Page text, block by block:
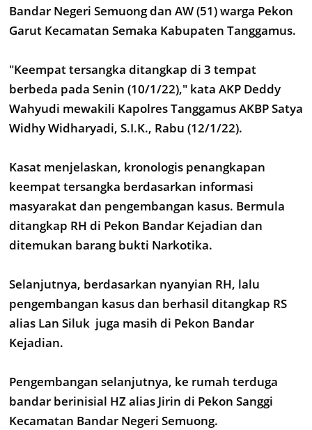
Bandar Negeri Semuong dan AW (51) warga Pekon
Garut Kecamatan Semaka Kabupaten Tanggamus.
"Keempat tersangka ditangkap di 3 tempat
berbeda pada Senin (10/1/22)," kata AKP Deddy
Wahyudi mewakili Kapolres Tanggamus AKBP Satya
Widhy Widharyadi, S.I.K., Rabu (12/1/22).
Kasat menjelaskan, kronologis penangkapan
keempat tersangka berdasarkan informasi
masyarakat dan pengembangan kasus. Bermula
ditangkap RH di Pekon Bandar Kejadian dan
ditemukan barang bukti Narkotika.
Selanjutnya, berdasarkan nyanyian RH, lalu
pengembangan kasus dan berhasil ditangkap RS
alias Lan Siluk juga masih di Pekon Bandar
Kejadian.
Pengembangan selanjutnya, ke rumah terduga
bandar berinisial HZ alias Jirin di Pekon Sanggi
Kecamatan Bandar Negeri Semuong.